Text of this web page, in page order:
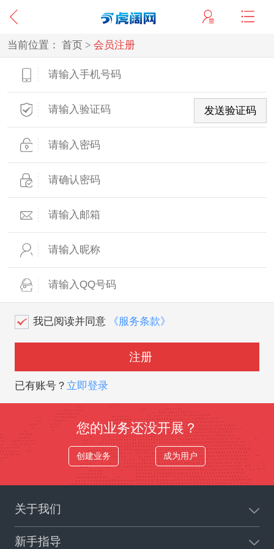
当前位置： 首页 > 会员注册
发送验证码
我已阅读并同意 《服务条款》
注册
已有账号？ 立即登录
您的业务还没开展？
创建业务 成为用户
关于我们
新手指导